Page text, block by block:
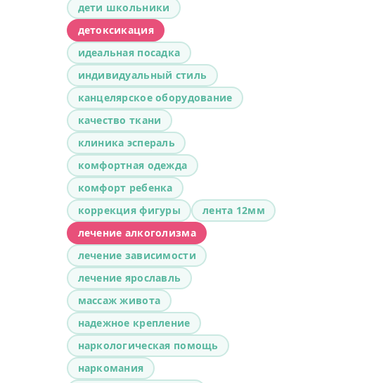
дети школьники
детоксикация
идеальная посадка
индивидуальный стиль
канцелярское оборудование
качество ткани
клиника эспераль
комфортная одежда
комфорт ребенка
коррекция фигуры
лента 12мм
лечение алкоголизма
лечение зависимости
лечение ярославль
массаж живота
надежное крепление
наркологическая помощь
наркомания